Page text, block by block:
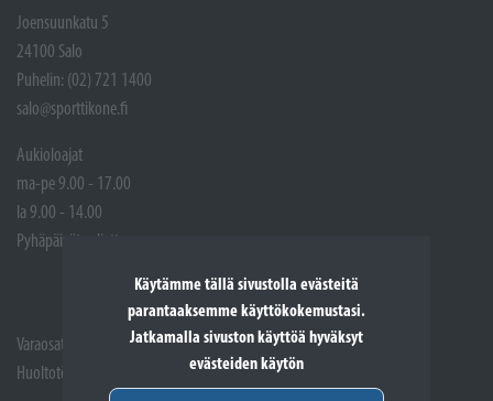
Käytämme tällä sivustolla evästeitä
parantaaksemme käyttökokemustasi.
Jatkamalla sivuston käyttöä hyväksyt
evästeiden käytön
Joensuunkatu 5
24100 Salo
Puhelin: (02) 721 1400
salo@sporttikone.fi
Aukioloajat
ma-pe 9.00 - 17.00
la 9.00 - 14.00
Pyhäpäivät suljettuna
Varaosat: (02) 721 1407
Huoltotöiden vastaanotto: 02 7211405